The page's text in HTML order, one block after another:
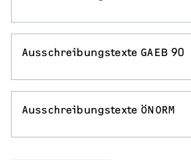
Ausschreibungstexte GAEB 90
Ausschreibungstexte ÖNORM